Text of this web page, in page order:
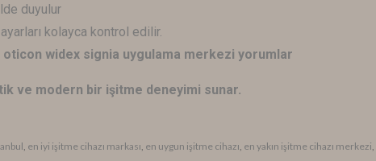
duyulur
kolayca kontrol edilir.
oticon widex signia uygulama merkezi yorumlar
ve modern bir işitme deneyimi sunar.
en iyi işitme cihazı markası en uygun işitme cihazı en yakın işitme cihazı merkezi